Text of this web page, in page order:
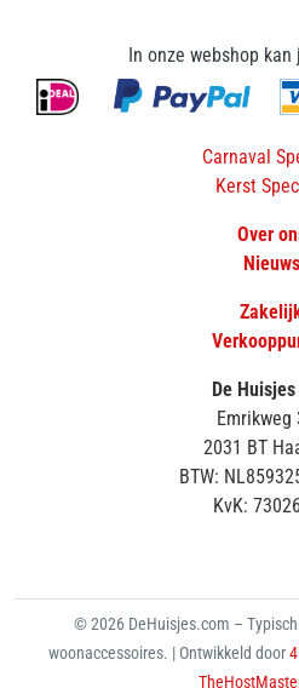
In onze webshop
Carnaval
Kerst
Over
Nieuws
De Huisjes
Emrikweg
2031 BT
BTW:
KvK:
© 2026 DeHuisjes.com –
woonaccessoires. | Ontwikkeld door